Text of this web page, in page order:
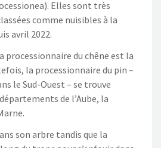
Elles sont très
comme nuisibles à la
avril 2022.
processionnaire du chêne est la
la processionnaire du pin –
le Sud-Ouest – se trouve
de l’Aube, la
son arbre tandis que la